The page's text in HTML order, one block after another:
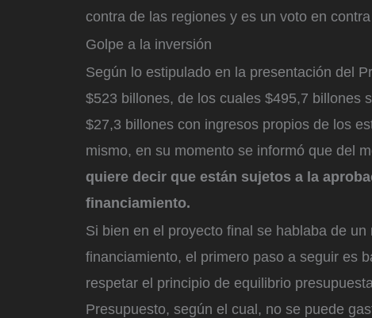
contra de las regiones y es un voto en
Golpe a la inversión
Según lo estipulado en la presentación del
$523 billones, de los cuales $495,7 billones
$27,3 billones con ingresos propios de los
mismo, en su momento se informó que del
quiere decir que están sujetos a la
financiamiento.
Si bien en el proyecto final se hablaba de
financiamiento, el primero paso a seguir es
respetar el principio de equilibrio
Presupuesto, según el cual, no se puede